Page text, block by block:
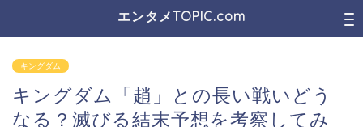
エンタメTOPIC.com
キングダム
キングダム「趙」との長い戦いどう
なる？滅びる結末予想を考察してみ